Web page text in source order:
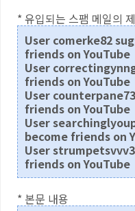
* 유입되는 스팸 메일의
User comerke82
friends on YouTube
User
friends on YouTube
User
friends on YouTube
User
become friends on
User
friends on YouTube
* 본문 내용